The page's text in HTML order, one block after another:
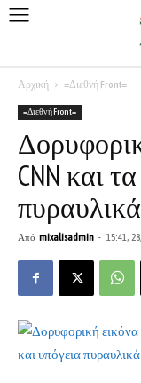
Αρχική =Διεθνή Front=
=Διεθνή Front=
CNN και
Από mixalisadmin - 15:41,